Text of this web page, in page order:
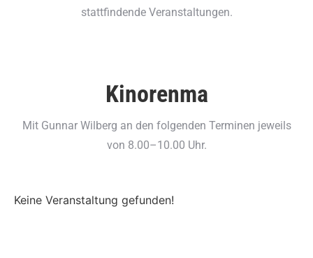
stattfindende Veranstaltungen.
Kinorenma
Mit Gunnar Wilberg an den folgenden Terminen jeweils
von 8.00–10.00 Uhr.
Keine Veranstaltung gefunden!